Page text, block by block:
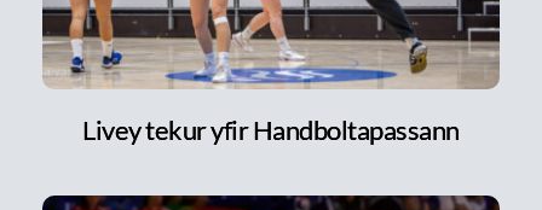
Livey tekur yfir Handboltapassann